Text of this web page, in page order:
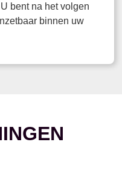
bent na het volgen
binnen uw